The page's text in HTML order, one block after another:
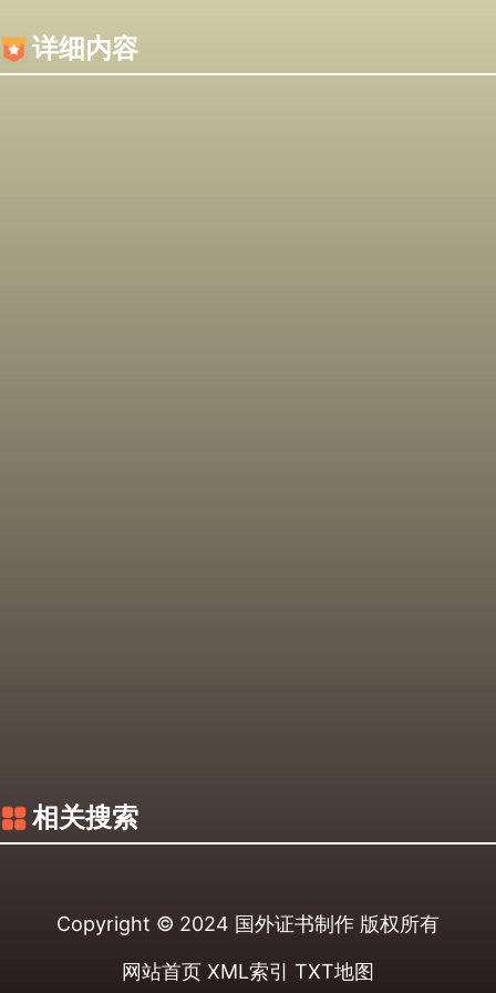
详细内容
相关搜索
Copyright © 2024 国外证书制作 版权所有
网站首页 XML索引 TXT地图